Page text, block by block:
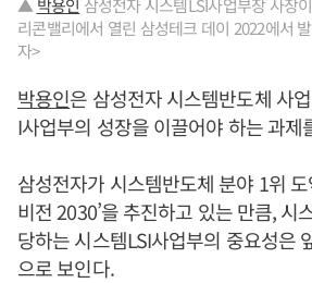
리콘밸리에서 열린 삼성테크 데이 2022에서
자>
박용인은 삼성전자 시스템반도체 사
I사업부의 성장을 이끌어야 하는 과제
삼성전자가 시스템반도체 분야 1위
비전 2030’을 추진하고 있는 만큼, 시
당하는 시스템LSI사업부의 중요성은
으로 보인다.